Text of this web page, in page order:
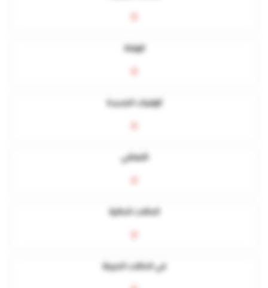
0
الوفاة
0
الوفيات الجديدة
0
التعافي
0
الحالات الحالية
0
في الحالات الحرجة